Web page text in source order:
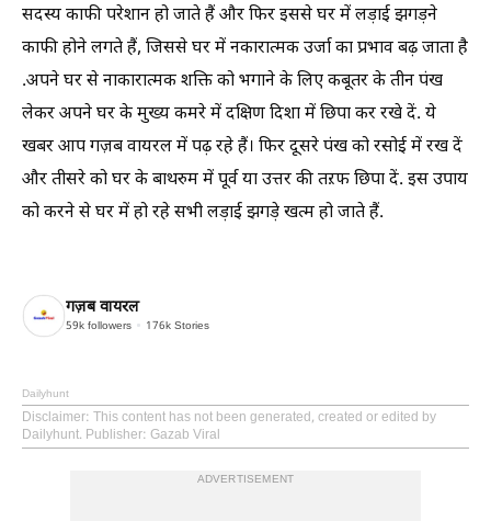
सदस्य काफी परेशान हो जाते हैं और फिर इससे घर में लड़ाई झगड़ने
काफी होने लगते हैं, जिससे घर में नकारात्मक उर्जा का प्रभाव बढ़ जाता है
.अपने घर से नाकारात्मक शक्ति को भगाने के लिए कबूतर के तीन पंख
लेकर अपने घर के मुख्य कमरे में दक्षिण दिशा में छिपा कर रखे दें. ये
खबर आप गज़ब वायरल में पढ़ रहे हैं। फिर दूसरे पंख को रसोई में रख दें
और तीसरे को घर के बाथरुम में पूर्व या उत्तर की तऱफ छिपा दें. इस उपाय
को करने से घर में हो रहे सभी लड़ाई झगड़े खत्म हो जाते हैं.
गज़ब वायरल
59k followers 176k Stories
Dailyhunt
Disclaimer: This content has not been generated, created or edited by
Dailyhunt. Publisher: Gazab Viral
ADVERTISEMENT